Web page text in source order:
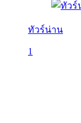
ทัวร์น่าน
1